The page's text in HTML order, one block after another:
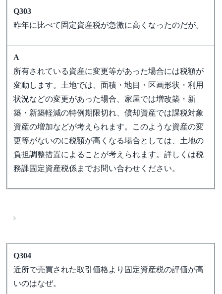
Q303
昨年に比べて固定資産税が急激に高くなったのだが。
A
所有されている資産に変更等があった場合には税額が
変動します。土地では、面積・地目・区画形状・利用
状況などの変更があった場合、家屋では増改築・新
築・新築軽減の特例期限切れ、償却資産では課税対象
資産の増加などが考えられます。このような資産の変
更等がないのに税額が高くなる場合としては、土地の
負担調整措置によることが考えられます。詳しくは税
務課固定資産税係までお問い合わせください。
Q304
近所で売買された取引価格より固定資産税の評価が高
いのはなぜ。